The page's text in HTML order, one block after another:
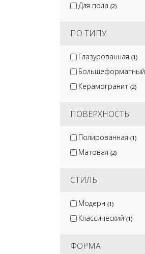
Для пола (2)
ПО ТИПУ
Глазурованная (1)
Большеформатный
Керамогранит (2)
ПОВЕРХНОСТЬ
Полированная (1)
Матовая (2)
СТИЛЬ
Модерн (1)
Классический (1)
ФОРМА